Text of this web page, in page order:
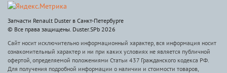
Запчасти Renault Duster в Санкт-Петербурге
© Все права защищены. Duster.SPb 2026
Сайт носит исключительно информационный характер, вся информация носит
ознакомительный характер и ни при каких условиях не является публичной
офертой, определяемой положениями Статьи 437 Гражданского кодекса РФ.
Для получения подробной информации о наличии и стоимости товаров,